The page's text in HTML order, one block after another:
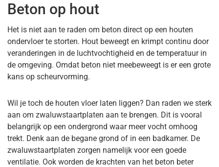
Beton op hout
Het is niet aan te raden om beton direct op een houten
ondervloer te storten. Hout beweegt en krimpt continu door
veranderingen in de luchtvochtigheid en de temperatuur in
de omgeving. Omdat beton niet meebeweegt is er een grote
kans op scheurvorming.
Wil je toch de houten vloer laten liggen? Dan raden we sterk
aan om zwaluwstaartplaten aan te brengen. Dit is vooral
belangrijk op een ondergrond waar meer vocht omhoog
trekt. Denk aan de begane grond of in een badkamer. De
zwaluwstaartplaten zorgen namelijk voor een goede
ventilatie. Ook worden de krachten van het beton beter